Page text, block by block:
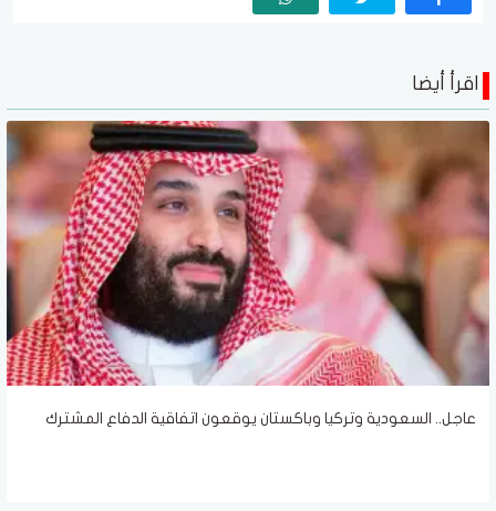
اقرأ أيضا
عاجل.. السعودية وتركيا وباكستان يوقعون اتفاقية الدفاع المشترك